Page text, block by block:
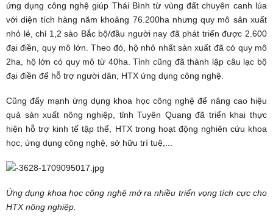
ứng dụng công nghệ giúp Thái Bình từ vùng đất chuyên canh lúa
với diện tích hàng năm khoảng 76.200ha nhưng quy mô sản xuất
nhỏ lẻ, chỉ 1,2 sào Bắc bộ/đầu người nay đã phát triển được 2.600
đại điền, quy mô lớn. Theo đó, hộ nhỏ nhất sản xuất đã có quy mô
2ha, hộ lớn có quy mô từ 40ha. Tỉnh cũng đã thành lập câu lạc bộ
đại điền để hỗ trợ người dân, HTX ứng dụng công nghệ.
Cũng đẩy mạnh ứng dụng khoa học công nghệ để nâng cao hiệu
quả sản xuất nông nghiệp, tỉnh Tuyên Quang đã triển khai thực
hiện hỗ trợ kinh tế tập thể, HTX trong hoạt động nghiên cứu khoa
học, ứng dụng công nghệ, sở hữu trí tuệ,...
Ứng dụng khoa học công nghệ mở ra nhiều triển vọng tích cực cho
HTX nông nghiệp.